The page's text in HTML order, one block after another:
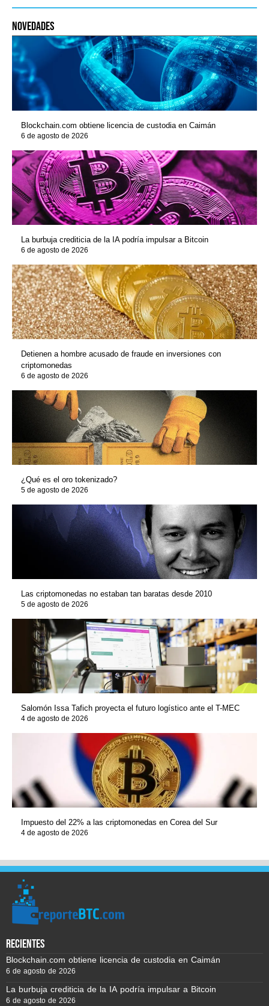
novedades
Blockchain.com obtiene licencia de custodia en Caimán
6 de agosto de 2026
La burbuja crediticia de la IA podría impulsar a Bitcoin
6 de agosto de 2026
Detienen a hombre acusado de fraude en inversiones con
criptomonedas
6 de agosto de 2026
¿Qué es el oro tokenizado?
5 de agosto de 2026
Las criptomonedas no estaban tan baratas desde 2010
5 de agosto de 2026
Salomón Issa Tafich proyecta el futuro logístico ante el T-MEC
4 de agosto de 2026
Impuesto del 22% a las criptomonedas en Corea del Sur
4 de agosto de 2026
recientes
Blockchain.com obtiene licencia de custodia en Caimán
6 de agosto de 2026
La burbuja crediticia de la IA podría impulsar a Bitcoin
6 de agosto de 2026